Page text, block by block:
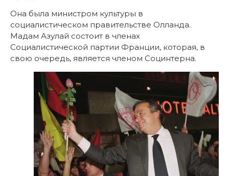
Она была министром культуры в
социалистическом правительстве Олланда.
Мадам Азулай состоит в членах
Социалистической партии Франции, которая, в
свою очередь, является членом Социнтерна.